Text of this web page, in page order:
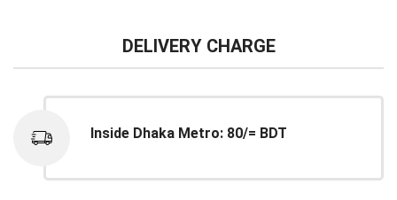
DELIVERY CHARGE
Inside Dhaka Metro: 80/= BDT